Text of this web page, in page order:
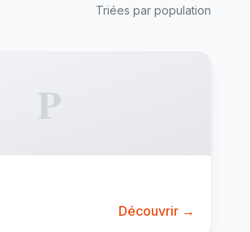
Triées par population
P
Découvrir →